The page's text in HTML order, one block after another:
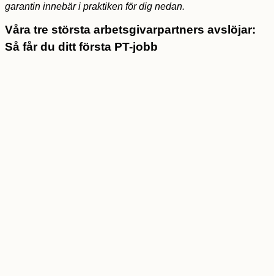
garantin innebär i praktiken för dig nedan.
Våra tre största arbetsgivarpartners avslöjar:
Så får du ditt första PT-jobb